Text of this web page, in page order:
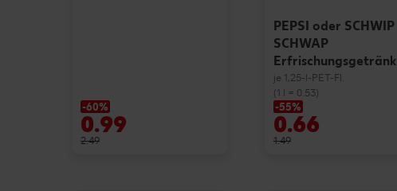
-60%
0.99
2.49
PEPSI oder SCHWIP
SCHWAP
Erfrischungsgetränk
je 1,25-l-PET-Fl.
(1 l = 0.53)
-55%
0.66
1.49